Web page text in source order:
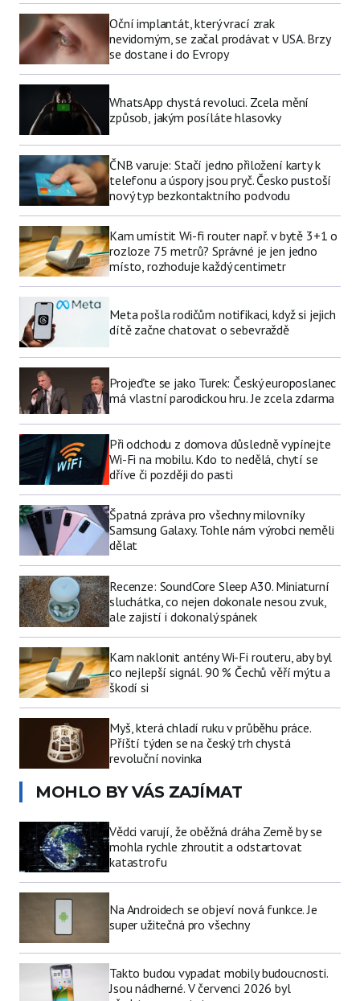
Oční implantát, který vrací zrak
nevidomým, se začal prodávat v USA. Brzy
se dostane i do Evropy
WhatsApp chystá revoluci. Zcela mění
způsob, jakým posíláte hlasovky
ČNB varuje: Stačí jedno přiložení karty k
telefonu a úspory jsou pryč. Česko pustoší
nový typ bezkontaktního podvodu
Kam umístit Wi-fi router např. v bytě 3+1 o
rozloze 75 metrů? Správné je jen jedno
místo, rozhoduje každý centimetr
Meta pošla rodičům notifikaci, když si jejich
dítě začne chatovat o sebevraždě
Projeďte se jako Turek: Český europoslanec
má vlastní parodickou hru. Je zcela zdarma
Při odchodu z domova důsledně vypínejte
Wi-Fi na mobilu. Kdo to nedělá, chytí se
dříve či později do pasti
Špatná zpráva pro všechny milovníky
Samsung Galaxy. Tohle nám výrobci neměli
dělat
Recenze: SoundCore Sleep A30. Miniaturní
sluchátka, co nejen dokonale nesou zvuk,
ale zajistí i dokonalý spánek
Kam naklonit antény Wi-Fi routeru, aby byl
co nejlepší signál. 90 % Čechů věří mýtu a
škodí si
Myš, která chladí ruku v průběhu práce.
Příští týden se na český trh chystá
revoluční novinka
MOHLO BY VÁS ZAJÍMAT
Vědci varují, že oběžná dráha Země by se
mohla rychle zhroutit a odstartovat
katastrofu
Na Androidech se objeví nová funkce. Je
super užitečná pro všechny
Takto budou vypadat mobily budoucnosti.
Jsou nádherné. V červenci 2026 byl